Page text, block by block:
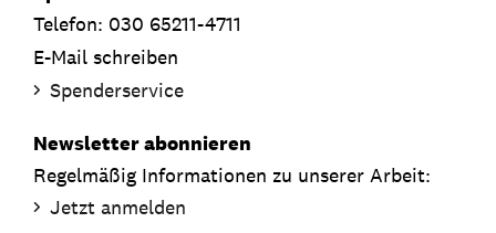
Telefon: 030 65211-4711
E-Mail schreiben
Spenderservice
Newsletter abonnieren
Regelmäßig Informationen zu unserer Arbeit:
Jetzt anmelden